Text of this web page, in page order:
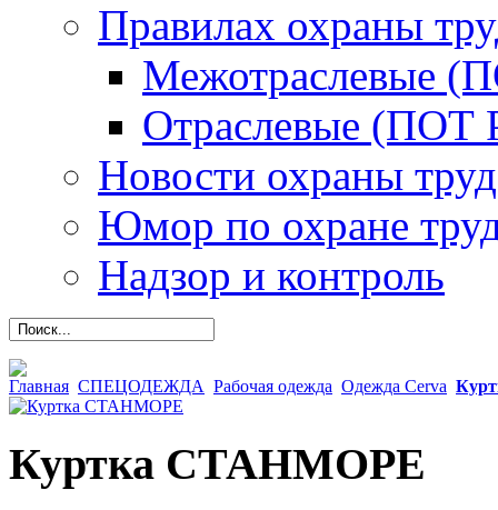
Правилах охраны
Межотраслевые
Отраслевые (ПОТ
Новости охраны
Юмор по охране
Надзор и контроль
Главная СПЕЦОДЕЖДА Рабочая одежда Одежда Cerva
Куртка СТАНМОРЕ